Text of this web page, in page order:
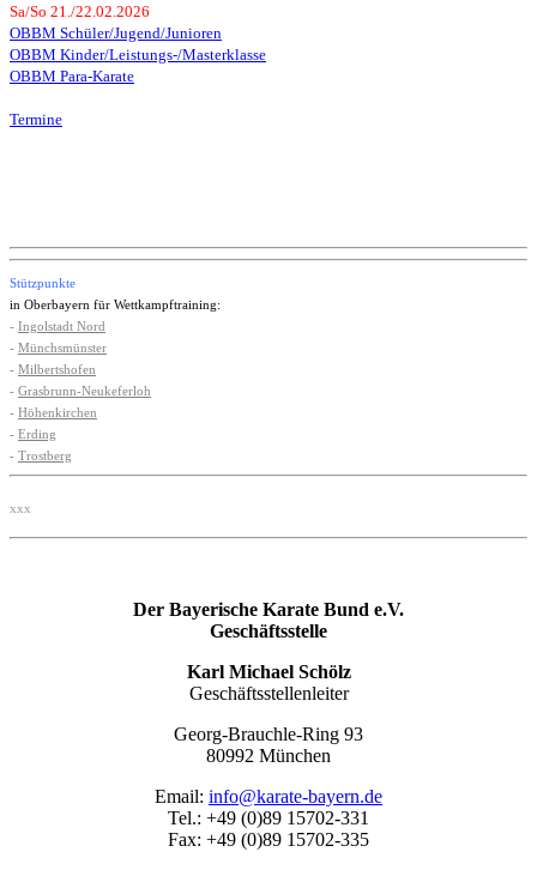
Sa/So 21./22.02.2026
OBBM Schüler/Jugend/Junioren
OBBM Kinder/Leistungs-/Masterklasse
OBBM Para-Karate
Termine
Stützpunkte
in Oberbayern für Wettkampftraining:
- Ingolstadt Nord
- Münchsmünster
- Milbertshofen
- Grasbrunn-Neukeferloh
- Höhenkirchen
- Erding
- Trostberg
xxx
Der Bayerische Karate Bund e.V.
Geschäftsstelle
Karl Michael Schölz
Geschäftsstellenleiter
Georg-Brauchle-Ring 93
80992 München
Email: info@karate-bayern.de
Tel.: +49 (0)89 15702-331
Fax: +49 (0)89 15702-335